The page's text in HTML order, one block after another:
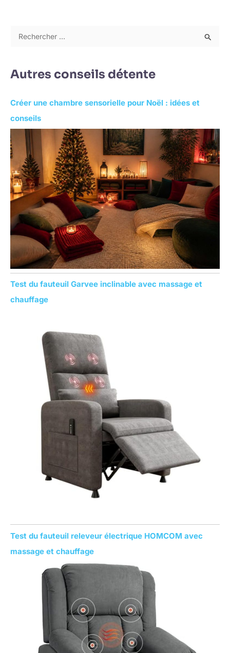
h
e
r
:
Autres conseils détente
Créer une chambre sensorielle pour Noël : idées et
conseils
Test du fauteuil Garvee inclinable avec massage et
chauffage
Test du fauteuil releveur électrique HOMCOM avec
massage et chauffage